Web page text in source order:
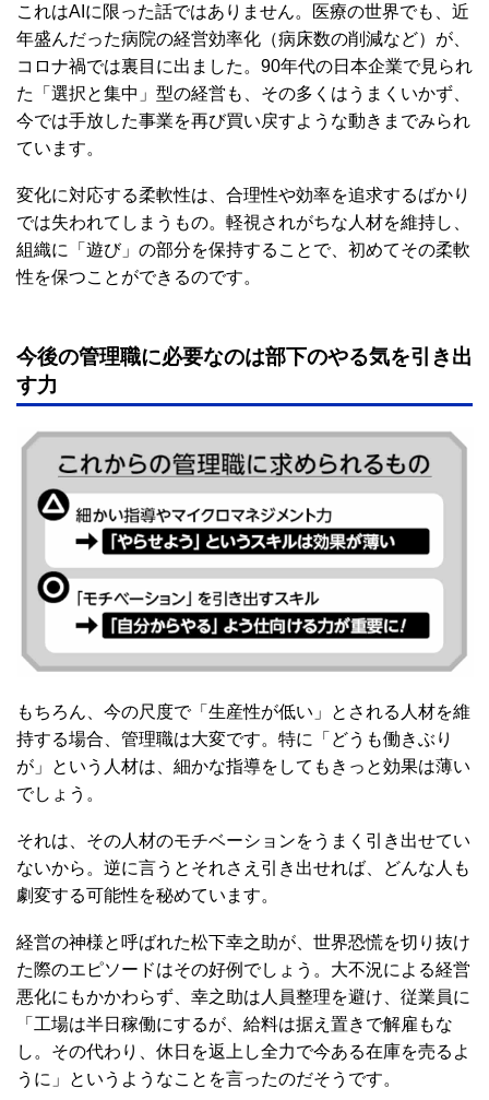
これはAIに限った話ではありません。医療の世界でも、近
年盛んだった病院の経営効率化（病床数の削減など）が、
コロナ禍では裏目に出ました。90年代の日本企業で見られ
た「選択と集中」型の経営も、その多くはうまくいかず、
今では手放した事業を再び買い戻すような動きまでみられ
ています。
変化に対応する柔軟性は、合理性や効率を追求するばかり
では失われてしまうもの。軽視されがちな人材を維持し、
組織に「遊び」の部分を保持することで、初めてその柔軟
性を保つことができるのです。
今後の管理職に必要なのは部下のやる気を引き出
す力
もちろん、今の尺度で「生産性が低い」とされる人材を維
持する場合、管理職は大変です。特に「どうも働きぶり
が」という人材は、細かな指導をしてもきっと効果は薄い
でしょう。
それは、その人材のモチベーションをうまく引き出せてい
ないから。逆に言うとそれさえ引き出せれば、どんな人も
劇変する可能性を秘めています。
経営の神様と呼ばれた松下幸之助が、世界恐慌を切り抜け
た際のエピソードはその好例でしょう。大不況による経営
悪化にもかかわらず、幸之助は人員整理を避け、従業員に
「工場は半日稼働にするが、給料は据え置きで解雇もな
し。その代わり、休日を返上し全力で今ある在庫を売るよ
うに」というようなことを言ったのだそうです。